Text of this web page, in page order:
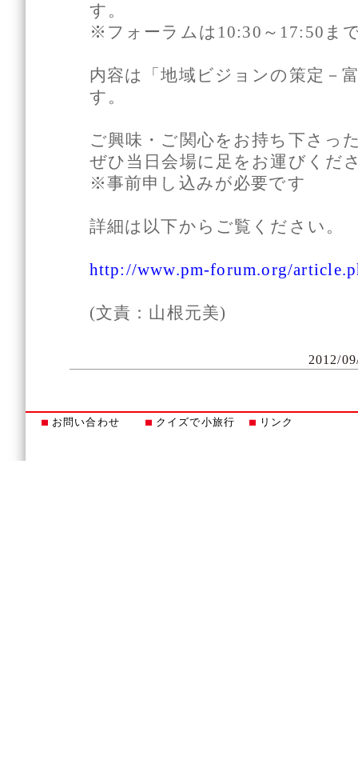
す。
※フォーラムは10:30～17:50ま
内容は「地域ビジョンの策定－
す。
ご興味・ご関心をお持ち下さっ
ぜひ当日会場に足をお運びくだ
※事前申し込みが必要です
詳細は以下からご覧ください。
http://www.pm-forum.org/
(文責：山根元美)
2012/
お問い合わせ クイズで小旅行 リンク